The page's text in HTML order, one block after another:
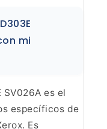
mi
SV026A es el
específicos de
Es